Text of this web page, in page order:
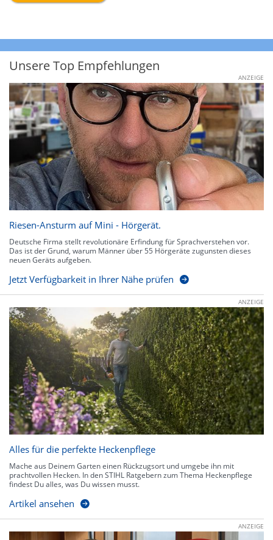
Unsere Top Empfehlungen
ANZEIGE
Riesen-Ansturm auf Mini - Hörgerät.
Deutsche Firma stellt revolutionäre Erfindung für Sprachverstehen vor.
Das ist der Grund, warum Männer über 55 Hörgeräte zugunsten dieses
neuen Geräts aufgeben.
Jetzt Verfügbarkeit in Ihrer Nähe prüfen
ANZEIGE
Alles für die perfekte Heckenpflege
Mache aus Deinem Garten einen Rückzugsort und umgebe ihn mit
prachtvollen Hecken. In den STIHL Ratgebern zum Thema Heckenpflege
findest Du alles, was Du wissen musst.
Artikel ansehen
ANZEIGE